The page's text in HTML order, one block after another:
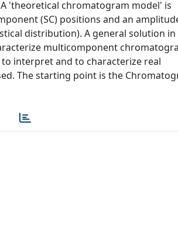
'theoretical chromatogram model' is
(SC) positions and an
distribution). A general solution in
multicomponent
interpret and to characterize real
The starting point is the